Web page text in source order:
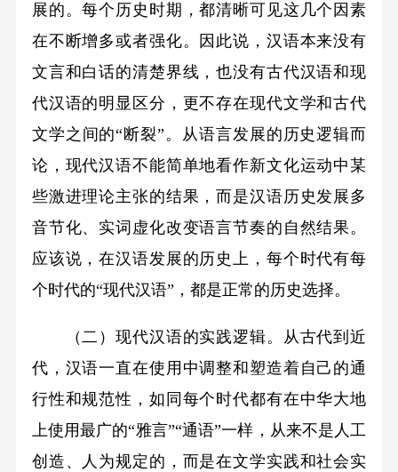
展的。每个历史时期，都清晰可见这几个因素
在不断增多或者强化。因此说，汉语本来没有
文言和白话的清楚界线，也没有古代汉语和现
代汉语的明显区分，更不存在现代文学和古代
文学之间的“断裂”。从语言发展的历史逻辑而
论，现代汉语不能简单地看作新文化运动中某
些激进理论主张的结果，而是汉语历史发展多
音节化、实词虚化改变语言节奏的自然结果。
应该说，在汉语发展的历史上，每个时代有每
个时代的“现代汉语”，都是正常的历史选择。
（二）现代汉语的实践逻辑。从古代到近
代，汉语一直在使用中调整和塑造着自己的通
行性和规范性，如同每个时代都有在中华大地
上使用最广的“雅言”“通语”一样，从来不是人工
创造、人为规定的，而是在文学实践和社会实